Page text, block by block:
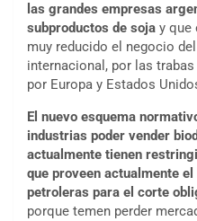
las grandes empresas
subproductos de soja y que
muy reducido el negocio
internacional, por las
por Europa y Estados
El nuevo esquema
industrias poder vender
actualmente tienen
que proveen actualmente
petroleras para el corte
porque temen perder